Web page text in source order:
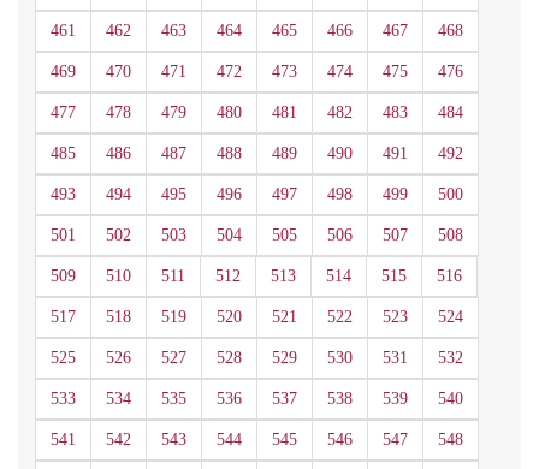
461 462 463 464 465 466 467 468
469 470 471 472 473 474 475 476
477 478 479 480 481 482 483 484
485 486 487 488 489 490 491 492
493 494 495 496 497 498 499 500
501 502 503 504 505 506 507 508
509 510 511 512 513 514 515 516
517 518 519 520 521 522 523 524
525 526 527 528 529 530 531 532
533 534 535 536 537 538 539 540
541 542 543 544 545 546 547 548